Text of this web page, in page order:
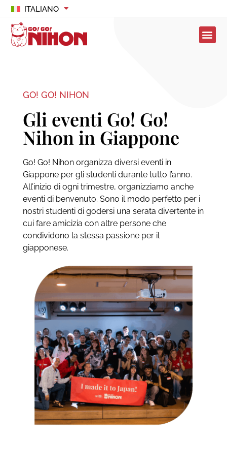
ITALIANO
GO! GO! NIHON
Gli eventi Go! Go!
Nihon in Giappone
Go! Go! Nihon organizza diversi eventi in
Giappone per gli studenti durante tutto l’anno.
All’inizio di ogni trimestre, organizziamo anche
eventi di benvenuto. Sono il modo perfetto per i
nostri studenti di godersi una serata divertente in
cui fare amicizia con altre persone che
condividono la stessa passione per il
giapponese.